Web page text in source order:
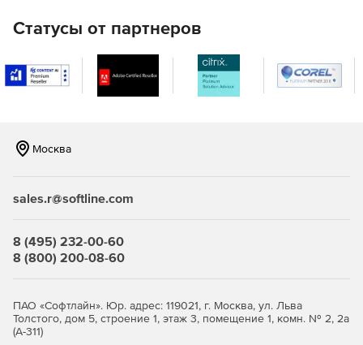
Статусы от партнеров
Москва
sales.r@softline.com
8 (495) 232-00-60
8 (800) 200-08-60
ПАО «Софтлайн». Юр. адрес: 119021, г. Москва, ул. Льва
Толстого, дом 5, строение 1, этаж 3, помещение 1, комн. № 2, 2а
(А-311)